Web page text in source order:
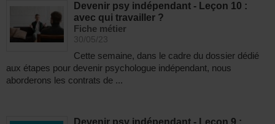
Devenir psy indépendant - Leçon 10 :
avec qui travailler ?
Fiche métier
30/05/23
Cette semaine, dans le cadre du dossier dédié
aux étapes pour devenir psychologue indépendant, nous
aborderons les contrats de ...
Devenir psy indépendant - Leçon 9 :